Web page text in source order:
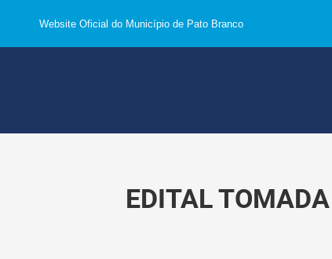
Website Oficial do Município de Pato Branco
EDITAL